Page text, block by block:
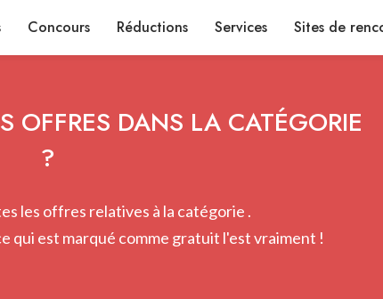
Concours Réductions Services Sites de
OFFRES DANS LA CATÉGORIE
?
les offres relatives à la catégorie .
qui est marqué comme gratuit l'est vraiment !